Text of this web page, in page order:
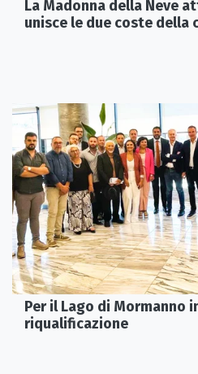
La Madonna della Neve
unisce le due coste della
Per il Lago di Mormanno
riqualificazione